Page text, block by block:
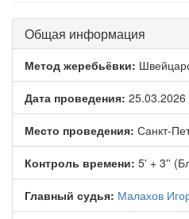
Общая информация
Метод жеребьёвки:
Дата проведения: 25.03.2026
Место проведения: Санкт-
Контроль времени: 5' + 3''
Главный судья: Малахов